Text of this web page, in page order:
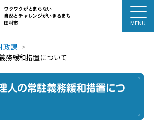
ワクワクがとまらない
自然とチャレンジがいきるまち
田村市
政課
務緩和措置について
人の常駐義務緩和措置につ